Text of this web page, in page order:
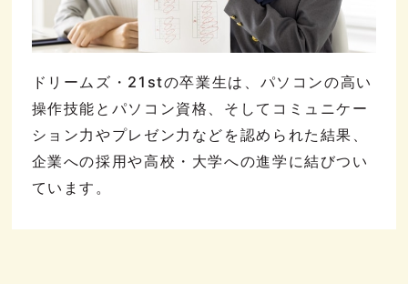
ドリームズ・21stの卒業生は、パソコンの高い
操作技能とパソコン資格、そしてコミュニケー
ション力やプレゼン力などを認められた結果、
企業への採用や高校・大学への進学に結びつい
ています。